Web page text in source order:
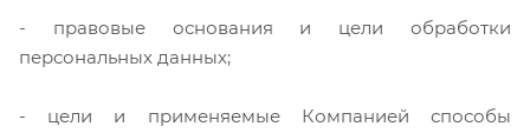
- правовые основания и цели обработки
персональных данных;
- цели и применяемые Компанией способы